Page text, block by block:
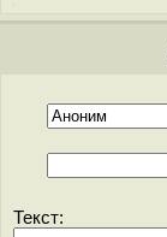
Текст: